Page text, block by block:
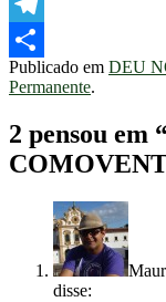
WhatsApp
Telegram
Share
Publicado em DEU
Permanente.
2 pensou em
disse: